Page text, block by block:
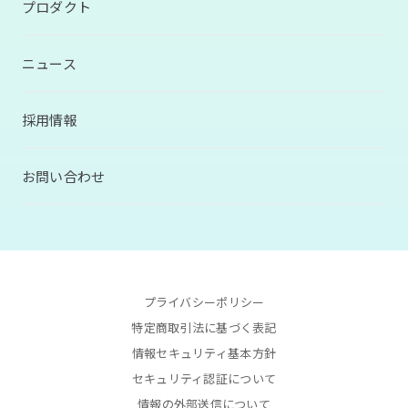
プロダクト
ニュース
採用情報
お問い合わせ
プライバシーポリシー
特定商取引法に基づく表記
情報セキュリティ基本方針
セキュリティ認証について
情報の外部送信について